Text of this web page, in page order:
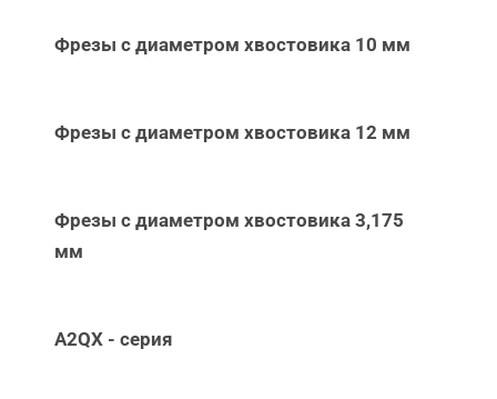
Фрезы с диаметром хвостовика 10 мм
Фрезы с диаметром хвостовика 12 мм
Фрезы с диаметром хвостовика 3,175
мм
A2QX - серия